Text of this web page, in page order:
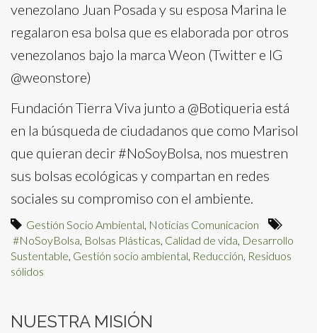
venezolano Juan Posada y su esposa Marina le
regalaron esa bolsa que es elaborada por otros
venezolanos bajo la marca Weon (Twitter e IG
@weonstore)
Fundación Tierra Viva junto a @Botiqueria está
en la búsqueda de ciudadanos que como Marisol
que quieran decir #NoSoyBolsa, nos muestren
sus bolsas ecológicas y compartan en redes
sociales su compromiso con el ambiente.
Gestión Socio Ambiental, Noticias Comunicacion
#NoSoyBolsa, Bolsas Plásticas, Calidad de vida, Desarrollo
Sustentable, Gestión socio ambiental, Reducción, Residuos
sólidos
NUESTRA MISIÓN